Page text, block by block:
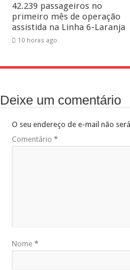
42.239 passageiros no
primeiro mês de operação
assistida na Linha 6-Laranja
10 horas ago
Deixe um comentário
O seu endereço de e-mail não
Comentário *
Nome *